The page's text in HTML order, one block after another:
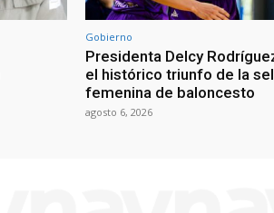
Gobierno
Presidenta Delcy
el histórico triunfo de la
femenina de baloncesto
agosto 6, 2026